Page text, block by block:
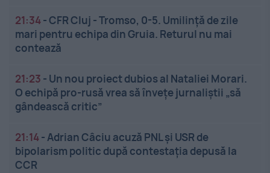
21:34-CFR Cluj - Tromso, 0-5. Umilință de zile
mari pentru echipa din Gruia. Returul nu mai
contează
21:23 - Un nou proiect dubios al Nataliei Morari.
O echipă pro-rusă vrea să înveţe jurnaliştii „să
gândească critic”
21:14-Adrian Câciu acuză PNL și USR de
bipolarism politic după contestația depusă la
CCR